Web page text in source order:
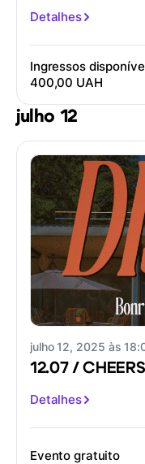
Detalhes
Ingressos
400,00 UAH
julho 12
julho 12, 2025 às
12.07 /
Detalhes
Evento gratuito